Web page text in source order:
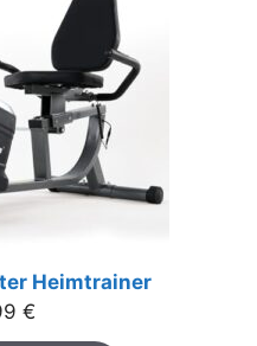
Heimtrainer
€